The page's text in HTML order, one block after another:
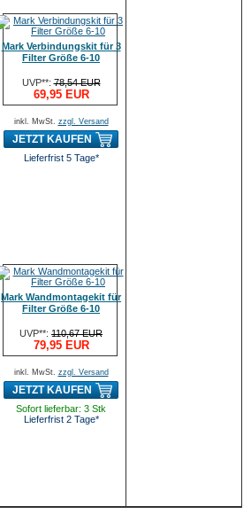
Mark Verbindungskit für 3
Filter Größe 6-10
UVP**:78,54 EUR
69,95 EUR
inkl. MwSt. zzgl. Versand
JETZT KAUFEN
Lieferfrist 5 Tage*
Mark Wandmontagekit für
Filter Größe 6-10
UVP**: 110,67 EUR
79,95 EUR
inkl. MwSt. zzgl. Versand
JETZT KAUFEN
Sofort lieferbar: 3 Stk
Lieferfrist 2 Tage*